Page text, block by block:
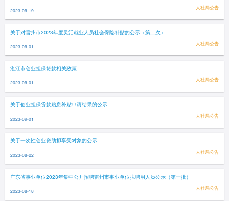
2023-09-19 人社局公告
关于对雷州市2023年度灵活就业人员社会保险补贴的公示（第二次）
2023-09-01 人社局公告
湛江市创业担保贷款相关政策
2023-09-01 人社局公告
关于创业担保贷款贴息补贴申请结果的公示
2023-09-01 人社局公告
关于一次性创业资助拟享受对象的公示
2023-08-22 人社局公告
广东省事业单位2023年集中公开招聘雷州市事业单位拟聘用人员公示（第一批）
2023-08-18 人社局公告